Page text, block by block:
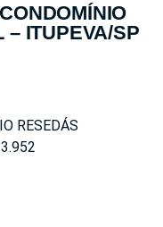
– ITUPEVA/SP
RESEDÁS